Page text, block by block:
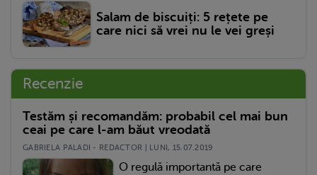
Salam de biscuiți: 5 rețete pe
care nici să vrei nu le vei greși
Recenzie
Testăm și recomandăm: probabil cel mai bun
ceai pe care l-am băut vreodată
GABRIELA PALADI - REDACTOR | LUNI, 15.07.2019
O regulă importantă pe care